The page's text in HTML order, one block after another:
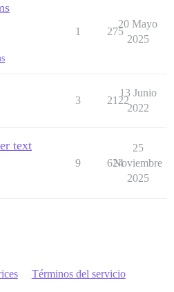
1 275
20 Mayo
2025
3 2122
13 Junio
2022
text
9 624
25
Noviembre
2025
Términos del servicio